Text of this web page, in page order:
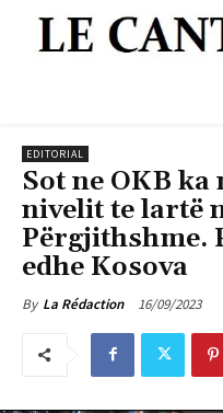
EDITORIAL
Sot ne OKB
nivelit te lartë
Përgjithshme.
edhe Kosova
By La Rédaction 16/09/2023